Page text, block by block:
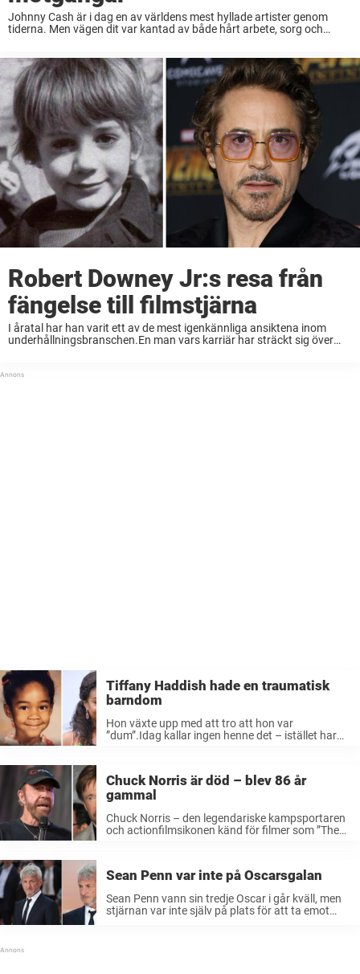
Johnny Cash är i dag en av världens mest hyllade artister genom
tiderna. Men vägen dit var kantad av både hårt arbete, sorg och
Robert Downey Jr:s resa från
fängelse till filmstjärna
I åratal har han varit ett av de mest igenkännliga ansiktena inom
underhållningsbranschen.En man vars karriär har sträckt sig över
Tiffany Haddish hade en traumatisk
barndom
Hon växte upp med att tro att hon var
”dum”.Idag kallar ingen henne det – istället har
Chuck Norris är död – blev 86 år
gammal
Chuck Norris – den legendariske kampsportaren
och actionfilmsikonen känd för filmer som ”The
skådespelaren somnat in under
Sean Penn var inte på Oscarsgalan
Sean Penn vann sin tredje Oscar i går kväll, men
stjärnan var inte själv på plats för att ta emot